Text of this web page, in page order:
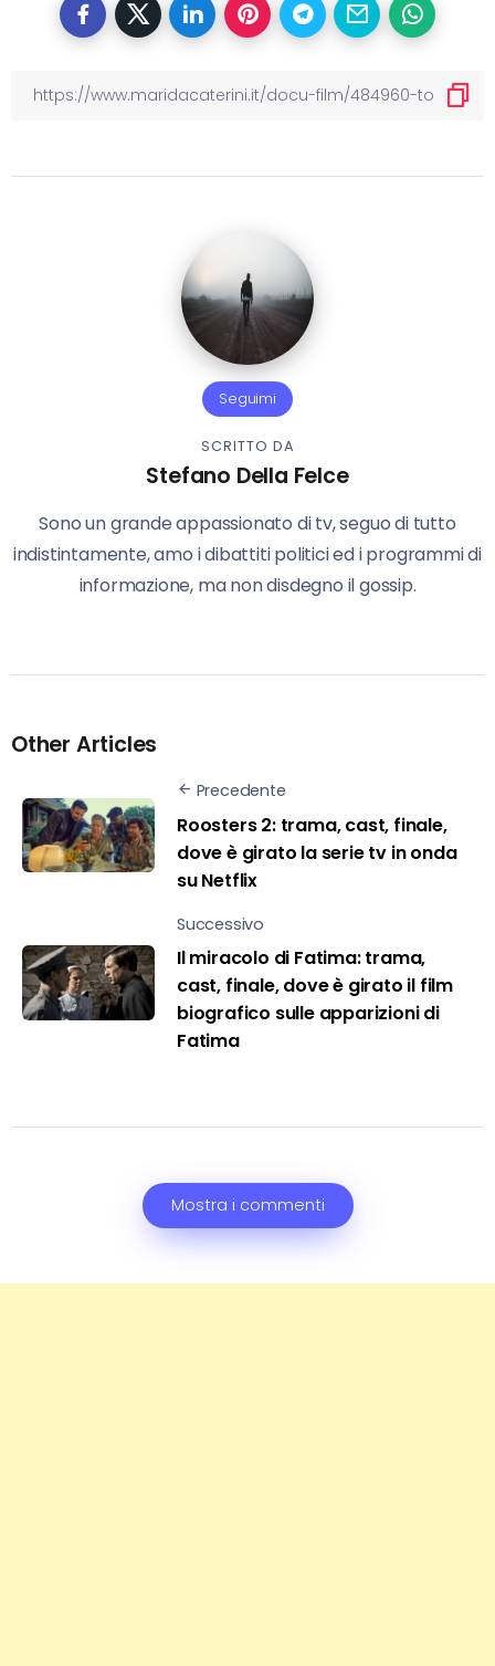
Seguimi
SCRITTO DA
Stefano Della Felce
Sono un grande appassionato di tv, seguo di tutto
indistintamente, amo i dibattiti politici ed i programmi di
informazione, ma non disdegno il gossip.
Other Articles
Precedente
Roosters 2: trama, cast, finale,
dove è girato la serie tv in onda
su Netflix
Successivo
Il miracolo di Fatima: trama,
cast, finale, dove è girato il film
biografico sulle apparizioni di
Fatima
Mostra i commenti